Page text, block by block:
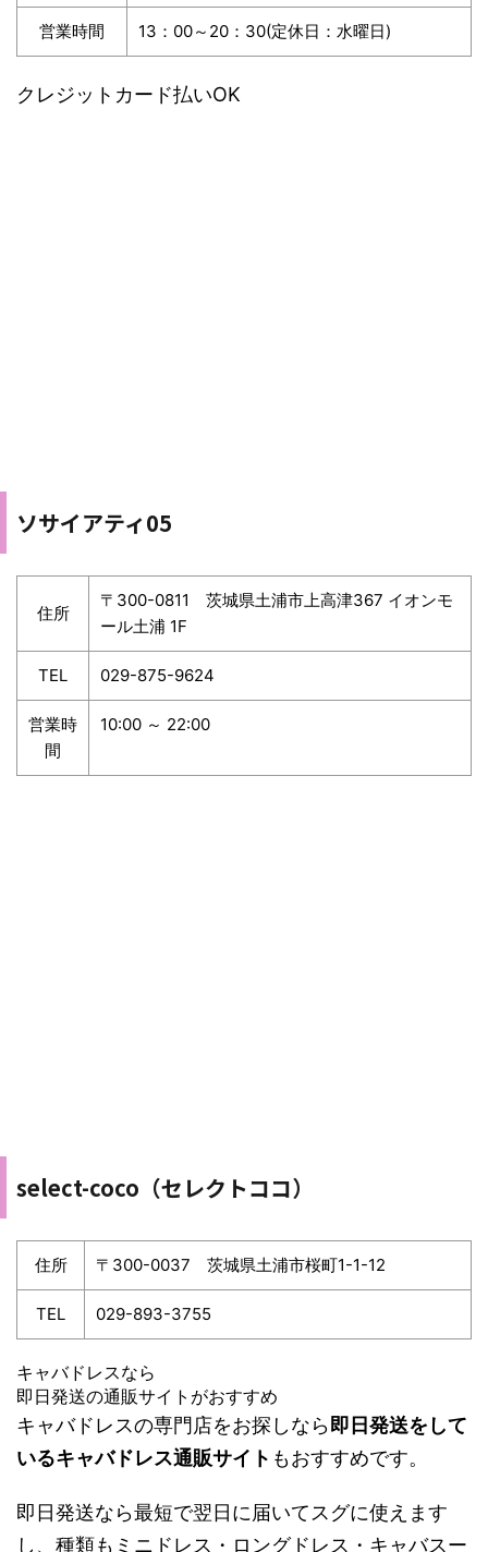
営業時間 13：00～20：30(定休日：水曜日)
クレジットカード払いOK
ソサイアティ05
住所
〒300-0811 茨城県土浦市上高津367 イオンモ
ール土浦 1F
TEL 029-875-9624
営業時
間
10:00 ～ 22:00
select-coco（セレクトココ）
住所 〒300-0037 茨城県土浦市桜町1-1-12
TEL 029-893-3755
キャバドレスなら
即日発送の通販サイトがおすすめ
キャバドレスの専門店をお探しなら即日発送をして
いるキャバドレス通販サイト もおすすめです。
即日発送なら最短で翌日に届いてスグに使えます
し、種類もミニドレス・ロングドレス・キャバスー